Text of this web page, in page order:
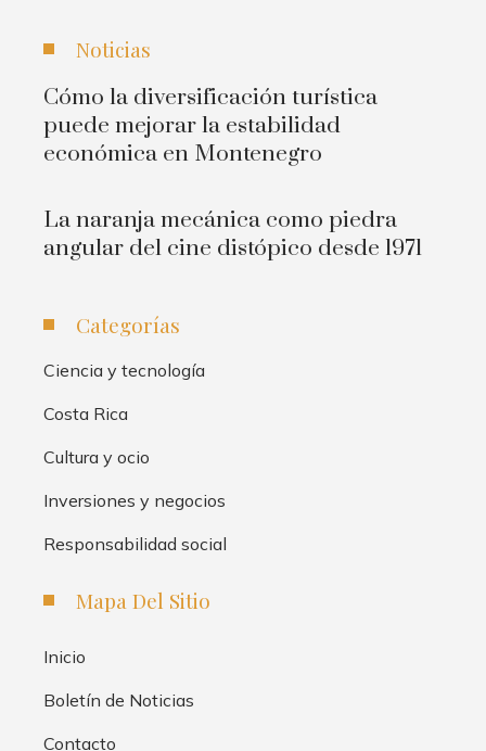
Noticias
Cómo la diversificación turística
puede mejorar la estabilidad
económica en Montenegro
La naranja mecánica como piedra
angular del cine distópico desde 1971
Categorías
Ciencia y tecnología
Costa Rica
Cultura y ocio
Inversiones y negocios
Responsabilidad social
Mapa Del Sitio
Inicio
Boletín de Noticias
Contacto